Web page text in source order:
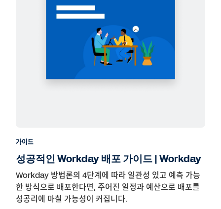
가이드
성공적인 Workday 배포 가이드 | Workday
Workday 방법론의 4단계에 따라 일관성 있고 예측 가능
한 방식으로 배포한다면, 주어진 일정과 예산으로 배포를
성공리에 마칠 가능성이 커집니다.